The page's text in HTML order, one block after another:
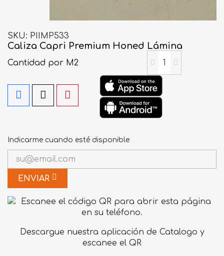
SKU PIIMP533
Caliza Capri Premium Honed Lámina
Cantidad por M2
Indicarme cuando esté disponible
ENVIAR
Descargue nuestra aplicación de Catalogo y
escanee el QR